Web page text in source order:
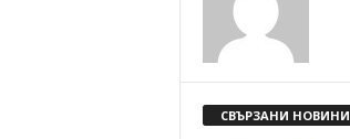
СВЪРЗАНИ НОВИНИ